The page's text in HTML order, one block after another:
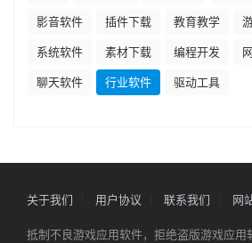
影音软件 插件下载 教育教学
系统软件 素材下载 编程开发
聊天软件 行业软件 驱动工具
关于我们 用户协议 联系我们 网
抵制不良游戏应用软件，拒绝盗版游戏应用